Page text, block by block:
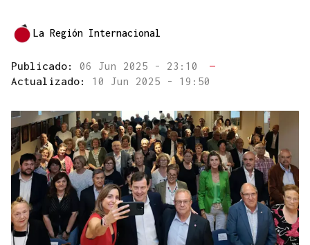
La Región Internacional
Publicado: 06 Jun 2025 - 23:10
—
Actualizado: 10 Jun 2025 - 19:50